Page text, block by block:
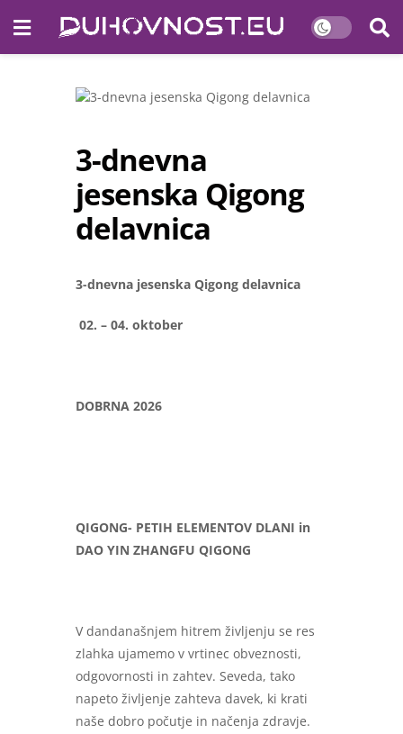
3-dnevna
jesenska Qigong
delavnica
3-dnevna jesenska Qigong delavnica
02. – 04. oktober
DOBRNA 2026
QIGONG- PETIH ELEMENTOV DLANI in
DAO YIN ZHANGFU QIGONG
V dandanašnjem hitrem življenju se res
zlahka ujamemo v vrtinec obveznosti,
odgovornosti in zahtev. Seveda, tako
napeto življenje zahteva davek, ki krati
naše dobro počutje in načenja zdravje.